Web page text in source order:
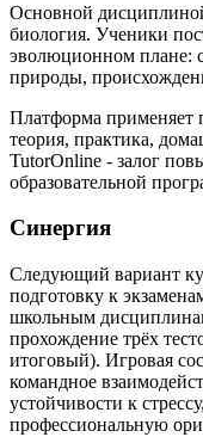
Основной
биология. Ученики
эволюционном плане:
природы,
Платформа
теория, практика,
TutorOnline - залог
образовательной
Синергия
Следующий вариант
подготовку к
школьным
прохождение трёх
итоговый). Игровая
командное
устойчивости к
профессиональную